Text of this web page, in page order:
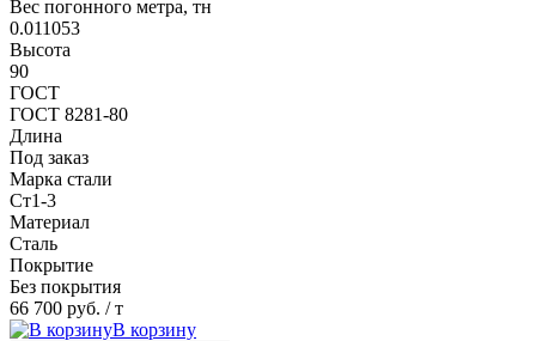
Вес погонного метра, тн
0.011053
Высота
90
ГОСТ
ГОСТ 8281-80
Длина
Под заказ
Марка стали
Ст1-3
Материал
Сталь
Покрытие
Без покрытия
66 700 руб. / т
В корзину